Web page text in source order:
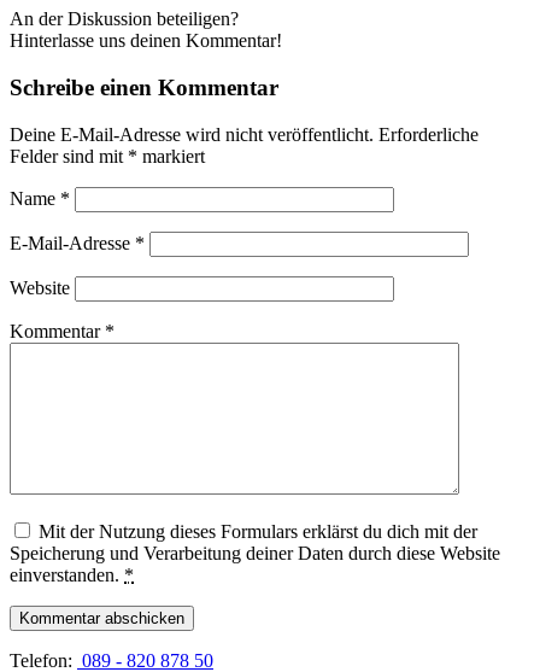
An der Diskussion beteiligen?
Hinterlasse uns deinen Kommentar!
Schreibe einen Kommentar
Deine E-Mail-Adresse wird nicht veröffentlicht. Erforderliche
Felder sind mit * markiert
Name *
E-Mail-Adresse *
Website
Kommentar *
Mit der Nutzung dieses Formulars erklärst du dich mit der
Speicherung und Verarbeitung deiner Daten durch diese Website
einverstanden. *
Telefon: 089 - 820 878 50